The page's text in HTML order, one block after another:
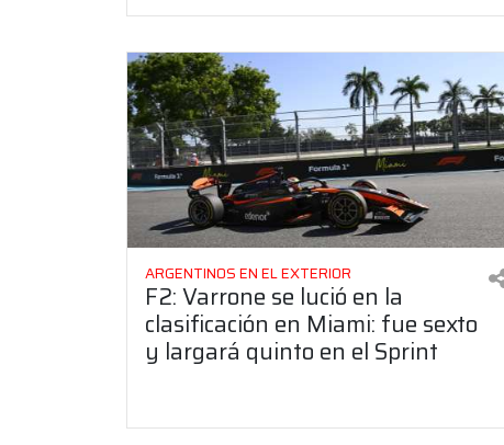
ARGENTINOS EN EL EXTERIOR
F2: Varrone se lució en la
clasificación en Miami: fue sexto
y largará quinto en el Sprint